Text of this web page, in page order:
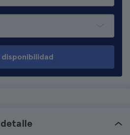
disponibilidad